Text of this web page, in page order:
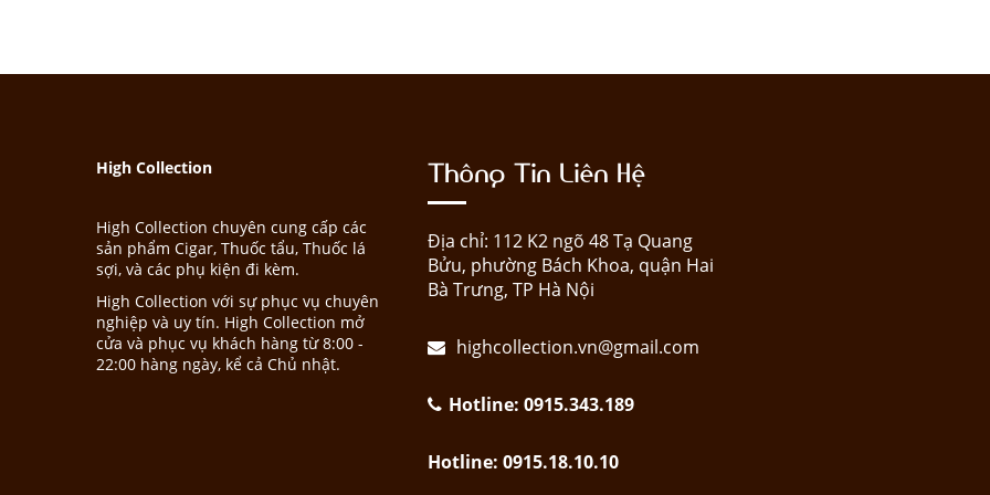
High Collection
High Collection chuyên cung cấp các
sản phẩm Cigar, Thuốc tẩu, Thuốc lá
sợi, và các phụ kiện đi kèm.
High Collection với sự phục vụ chuyên
nghiệp và uy tín. High Collection mở
cửa và phục vụ khách hàng từ 8:00 -
22:00 hàng ngày, kể cả Chủ nhật.
Thông Tin Liên Hệ
Địa chỉ: 112 K2 ngõ 48 Tạ Quang
Bửu, phường Bách Khoa, quận Hai
Bà Trưng, TP Hà Nội
highcollection.vn@gmail.com
Hotline: 0915.343.189
Hotline: 0915.18.10.10